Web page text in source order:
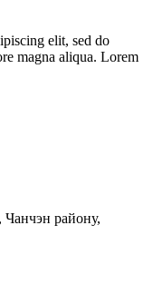
elit, sed do
magna aliqua. Lorem
району,